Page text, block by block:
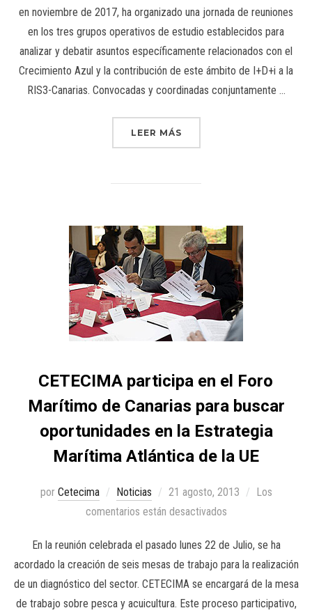
en noviembre de 2017, ha organizado una jornada de reuniones
en los tres grupos operativos de estudio establecidos para
analizar y debatir asuntos específicamente relacionados con el
Crecimiento Azul y la contribución de este ámbito de I+D+i a la
RIS3-Canarias. Convocadas y coordinadas conjuntamente …
LEER MÁS
CETECIMA participa en el Foro
Marítimo de Canarias para buscar
oportunidades en la Estrategia
Marítima Atlántica de la UE
por Cetecima Noticias 21 agosto, 2013
Los
comentarios están desactivados
En la reunión celebrada el pasado lunes 22 de Julio, se ha
acordado la creación de seis mesas de trabajo para la realización
de un diagnóstico del sector. CETECIMA se encargará de la mesa
de trabajo sobre pesca y acuicultura. Este proceso participativo,